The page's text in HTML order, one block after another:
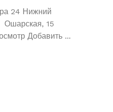
24 Нижний
Ошарская, 15
Добавить ...